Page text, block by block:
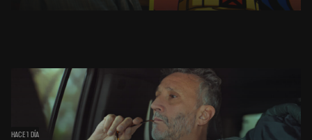
HACE 1 DÍA